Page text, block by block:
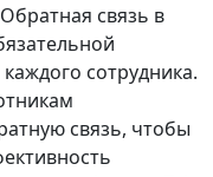
Обратная связь в
сотрудника.
связь, чтобы